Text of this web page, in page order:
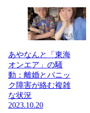
あやなんと「東海
オンエア」の騒
動：離婚とパニッ
ク障害が絡む複雑
な状況
2023.10.20